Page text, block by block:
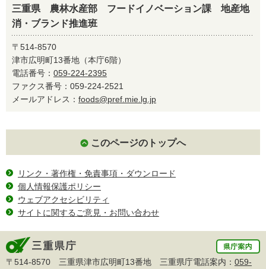
三重県 農林水産部 フードイノベーション課 地産地
消・ブランド推進班
〒514-8570
津市広明町13番地（本庁6階）
電話番号： 059-224-2395
ファクス番号：059-224-2521
メールアドレス： foods@pref.mie.lg.jp
このページのトップへ
リンク・著作権・免責事項・ダウンロード
個人情報保護ポリシー
ウェブアクセシビリティ
サイトに関するご意見・お問い合わせ
〒514-8570 三重県津市広明町13番地 三重県庁電話案内： 059-